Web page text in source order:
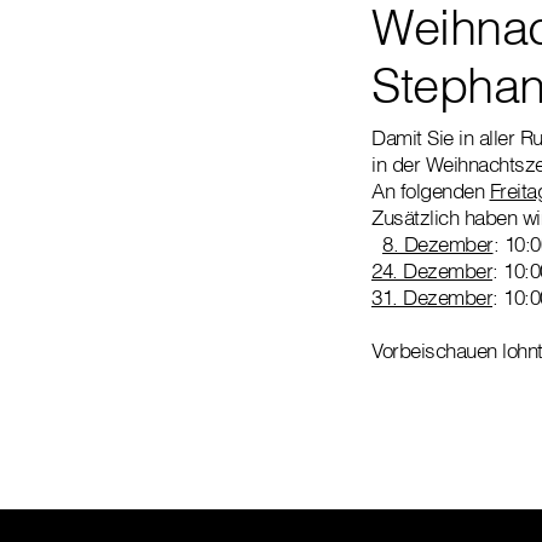
Damit Sie in aller
in der
An folgenden
Zusätzlich haben
8. Dezember:
24. Dezember:
31. Dezember:
Vorbeischauen